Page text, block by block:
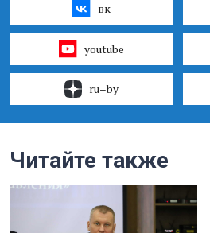
вк
youtube
ru–by
Читайте также